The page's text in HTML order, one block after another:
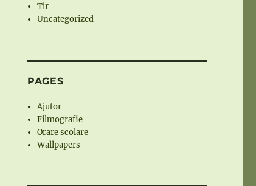
Tir
Uncategorized
PAGES
Ajutor
Filmografie
Orare scolare
Wallpapers